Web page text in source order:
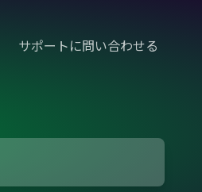
サポートに問い合わせる